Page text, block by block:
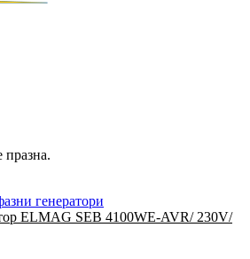
празна.
генератори
ELMAG SEB 4100WE-AVR/ 230V/